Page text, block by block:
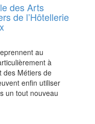
des Arts
de l’Hôtellerie
au
à
des Métiers de
enfin utiliser
un tout nouveau